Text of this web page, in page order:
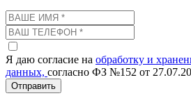
Я даю согласие на обработку и
данных, согласно ФЗ №152 от
Отправить